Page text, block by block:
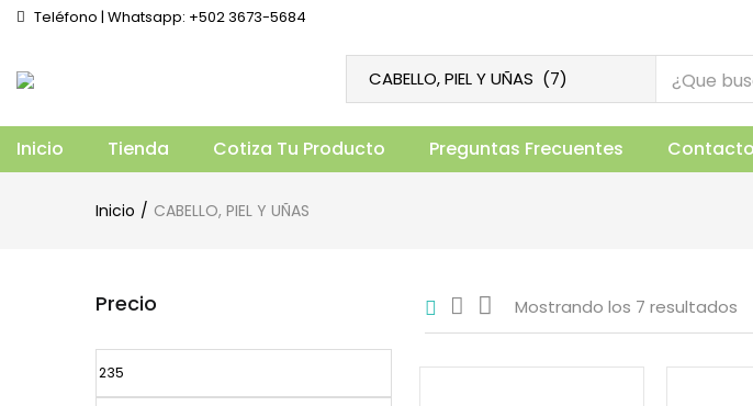
Teléfono | Whatsapp: +502 3673-5684
Inicio Tienda Cotiza Tu Producto Preguntas Frecuentes Contacto
Inicio CABELLO, PIEL Y UÑAS
Mostrando los 7 resultados
Precio